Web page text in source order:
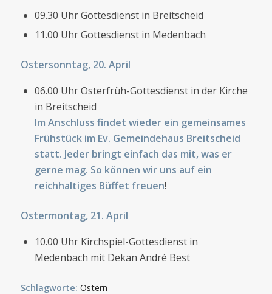
09.30 Uhr Gottesdienst in Breitscheid
11.00 Uhr Gottesdienst in Medenbach
Ostersonntag, 20. April
06.00 Uhr Osterfrüh-Gottesdienst in der Kirche
in Breitscheid
Im Anschluss findet wieder ein gemeinsames
Frühstück im Ev. Gemeindehaus Breitscheid
statt. Jeder bringt einfach das mit, was er
gerne mag. So können wir uns auf ein
reichhaltiges Büffet freuen!
Ostermontag, 21. April
10.00 Uhr Kirchspiel-Gottesdienst in
Medenbach mit Dekan André Best
Schlagworte: Ostern